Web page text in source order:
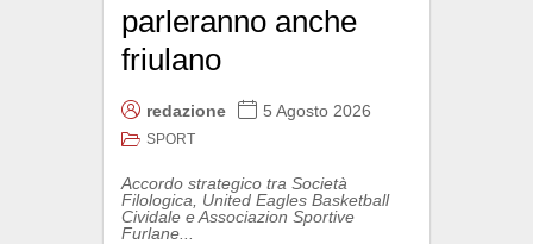
parleranno anche
friulano
redazione 5 Agosto 2026
SPORT
Accordo strategico tra Società
Filologica, United Eagles Basketball
Cividale e Associazion Sportive
Furlane...